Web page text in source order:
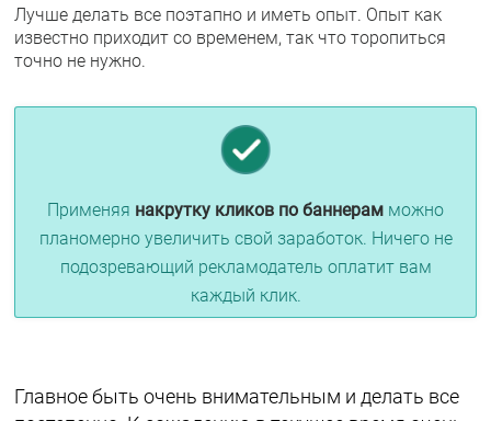
Лучше делать все поэтапно и иметь опыт. Опыт как
известно приходит со временем, так что торопиться
точно не нужно.
Применяя накрутку кликов по баннерам можно
планомерно увеличить свой заработок. Ничего не
подозревающий рекламодатель оплатит вам
каждый клик.
Главное быть очень внимательным и делать все